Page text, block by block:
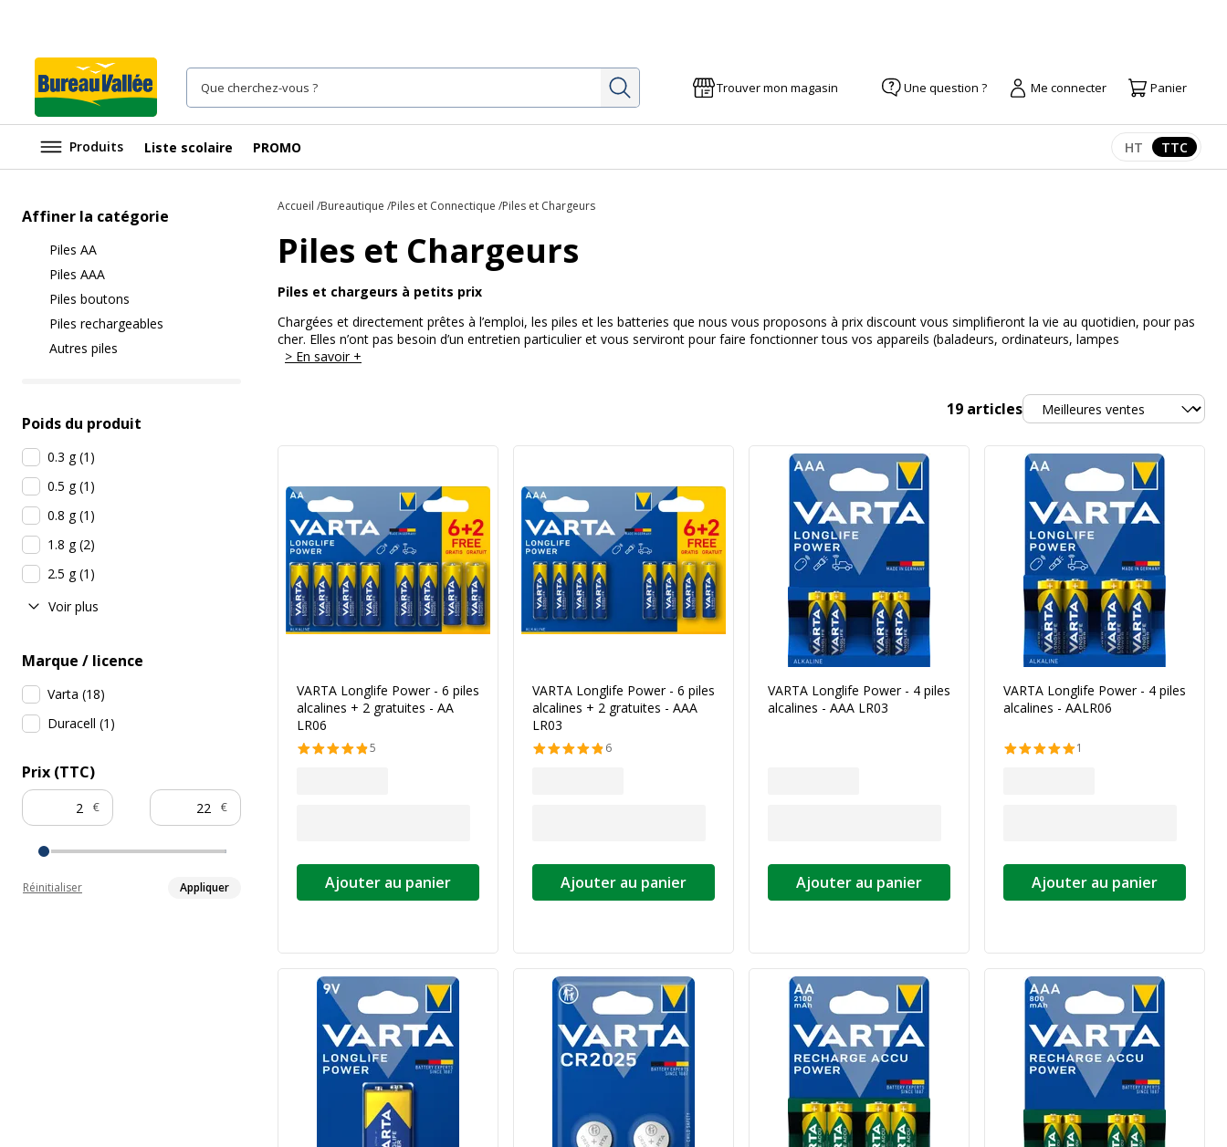
Rechercher Trouver mon magasin Une question ? Me connecter Panier
Produits Liste scolaire PROMO Afficher les
HT TTC
Affiner la catégorie
Piles AA
Piles AAA
Piles boutons
Piles rechargeables
Autres piles
Poids du produit
0.3 g(1 )
0.5 g(1 )
0.8 g(1 )
1.8 g(2)
2.5 g(1 )
Voir plus
Marque / licence
Varta (18)
Duracell (1 )
Prix (TTC)
€ €
Réinitialiser Appliquer
Accueil Bureautique Piles et Connectique Piles et Chargeurs
Piles et Chargeurs
Piles et chargeurs à petits prix
Chargées et directement prêtes à l’emploi, les piles et les batteries que nous vous proposons à prix discount vous simplifieront la vie au quotidien, pour pas
cher. Elles n’ont pas besoin d’un entretien particulier et vous serviront pour faire fonctionner tous vos appareils (baladeurs, ordinateurs, lampes
> En savoir +
19 articlesTrier
VARTA Longlife Power - 6 piles
alcalines + 2 gratuites - AA
LR06
5
Ajouter au panier
VARTA Longlife Power - 6 piles
alcalines + 2 gratuites - AAA
LR03
6
Ajouter au panier
VARTA Longlife Power - 4 piles
alcalines - AAA LR03
Ajouter au panier
VARTA Longlife Power - 4 piles
alcalines - AALR06
1
Ajouter au panier